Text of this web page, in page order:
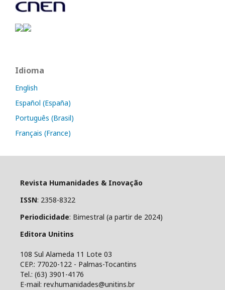
Idioma
English
Español (España)
Português (Brasil)
Français (France)
Revista Humanidades & Inovação
ISSN: 2358-8322
Periodicidade: Bimestral (a partir de 2024)
Editora Unitins
108 Sul Alameda 11 Lote 03
CEP.: 77020-122 - Palmas-Tocantins
Tel.: (63) 3901-4176
E-mail: rev.humanidades@unitins.br